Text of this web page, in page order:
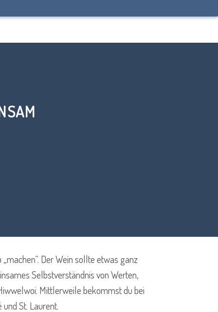
Der Wein sollte etwas ganz
Selbstverständnis von Werten,
Mittlerweile bekommst du bei
St. Laurent.